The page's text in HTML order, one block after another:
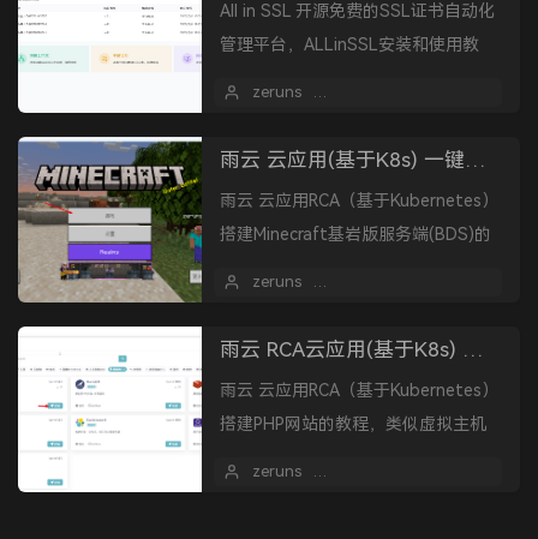
All in SSL 开源免费的SSL证书自动化
管理平台，ALLinSSL安装和使用教
zeruns
雨云 云应用(基于K8s) 一键搭建我的世界基岩版(BDS)服务器的教程，Minecraft免费一键开服，Serverless
雨云 云应用RCA（基于Kubernetes）
搭建Minecraft基岩版服务端(BDS)的
zeruns
雨云 RCA云应用(基于K8s) 搭建PHP网站的教程，高可用性，无需服务器（Serverless）
雨云 云应用RCA（基于Kubernetes）
搭建PHP网站的教程，类似虚拟主机
zeruns